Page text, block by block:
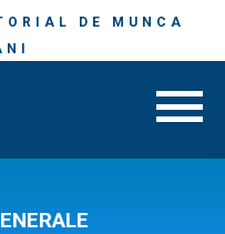
DE MUNCA